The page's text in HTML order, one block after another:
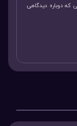
که دوباره دیدگاهی